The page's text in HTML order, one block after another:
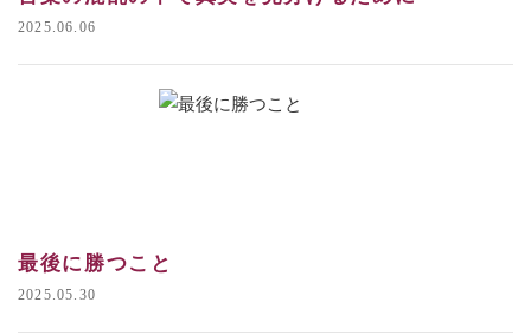
2025.06.06
最後に勝つこと
2025.05.30